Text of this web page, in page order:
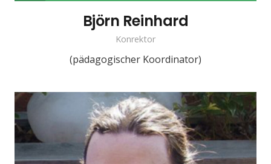
Björn Reinhard
Konrektor
(pädagogischer Koordinator)